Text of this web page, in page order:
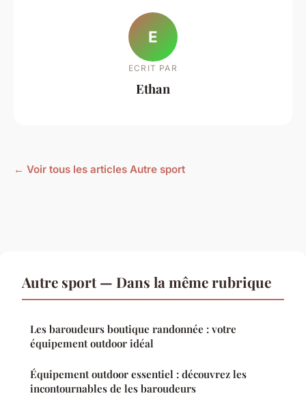
E
ECRIT PAR
Ethan
← Voir tous les articles Autre sport
Autre sport — Dans la même rubrique
Les baroudeurs boutique randonnée : votre
équipement outdoor idéal
Équipement outdoor essentiel : découvrez les
incontournables de les baroudeurs